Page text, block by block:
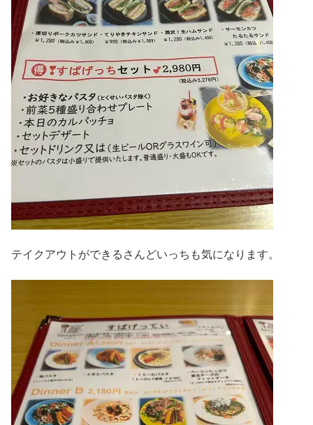
テイクアウトができるさんどいっちも気になります。